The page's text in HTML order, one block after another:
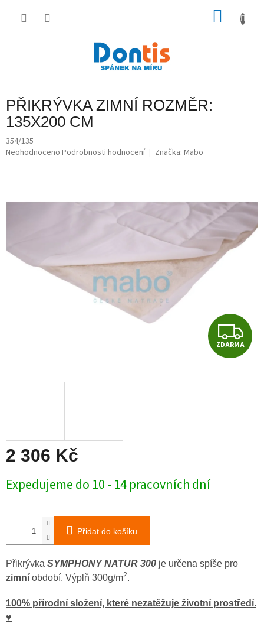
PŘIKRÝVKA ZIMNÍ ROZMĚR:
135X200 CM
354/135
Průměrné
Neohodnoceno Podrobnosti hodnocení Značka: Mabo
Z
D
ZDARMA
2 306 Kč
cena:
Expedujeme do 10 - 14 pracovních dní
Přidat do košíku
Přikrývka SYMPHONY NATUR 300 je určena spíše pro
zimní období. Výplň 300g/m2.
100% přírodní složení, které nezatěžuje životní prostředí.
♥